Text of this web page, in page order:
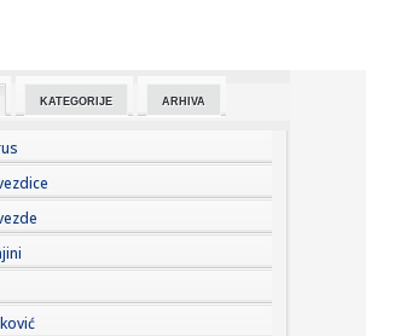
u Hrvatskoj: Požar uništio apartman, vlasnik tvrdi
tramvaja u Njemačkoj, više od 25 povrijeđenih
znakovi najviše uživaju u ljetu
Vitebsk: Borac nosi prednost na revanš
KATEGORIJE ARHIVA